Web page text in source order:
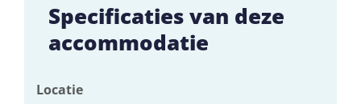
Specificaties van deze
accommodatie
Locatie